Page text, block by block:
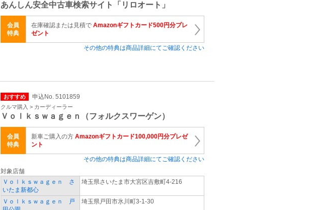
あんしん安全中古車検索サイト「リロオート」
会員
特典
在庫確認または見積で Amazonギフトカード500円分プレ
ゼント
その他の特典は商品詳細にてご確認ください
おすすめ 申込No. 5101859
クルマ購入 > カーディーラー
Ｖｏｌｋｓｗａｇｅｎ（フォルクスワーゲン）
会員
特典
新車ご購入の方 Amazonギフトカード100,000円分プレゼ
ント
その他の特典は商品詳細にてご確認ください
対象店舗
Ｖｏｌｋｓｗａｇｅｎ さ
いたま新都心
埼玉県さいたま市大宮区吉敷町4-216
Ｖｏｌｋｓｗａｇｅｎ 戸
埼玉県戸田市氷川町3-1-30